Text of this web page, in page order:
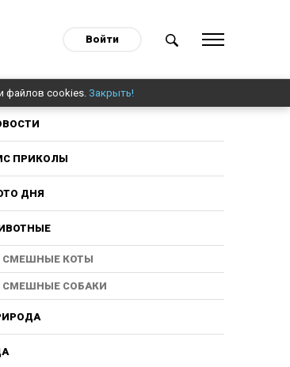
Войти
файлов cookies. Закрыть!
ПРИКОЛЫ
ДНЯ
СМЕШНЫЕ КОТЫ
СМЕШНЫЕ СОБАКИ